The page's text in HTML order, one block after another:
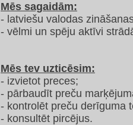
Mēs sagaidām:
- latviešu valodas
- vēlmi un spēju aktīvi
Mēs tev uzticēsim:
- izvietot preces;
- pārbaudīt preču
- kontrolēt preču derīguma
- konsultēt pircējus.